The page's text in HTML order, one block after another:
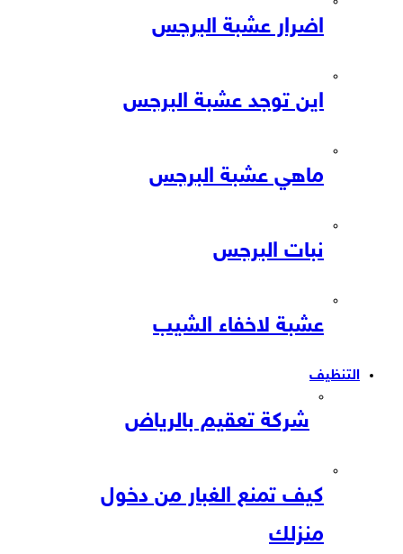
اضرار عشبة البرجس
اين توجد عشبة البرجس
ماهي عشبة البرجس
نبات البرجس
عشبة لاخفاء الشيب
التنظيف
شركة تعقيم بالرياض
كيف تمنع الغبار من دخول
منزلك